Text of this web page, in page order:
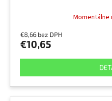
€8,66 bez DPH
€10,65